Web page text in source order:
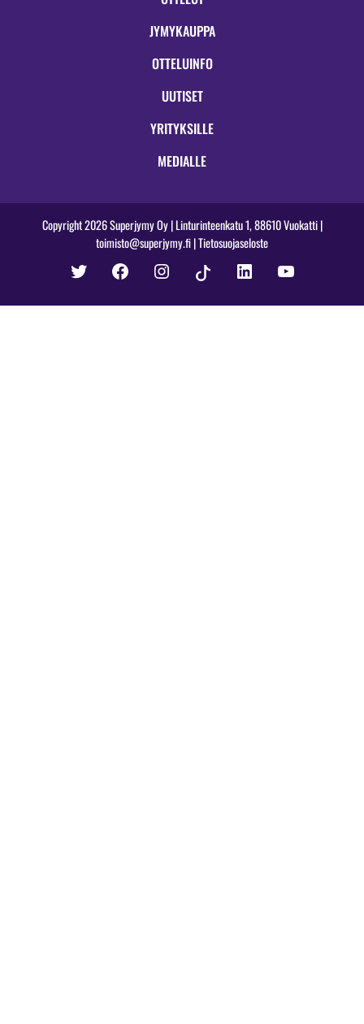
JYMYKAUPPA
OTTELUINFO
UUTISET
YRITYKSILLE
MEDIALLE
Copyright 2026 Superjymy Oy | Linturinteenkatu 1, 88610 Vuokatti |
toimisto@superjymy.fi|Tietosuojaseloste